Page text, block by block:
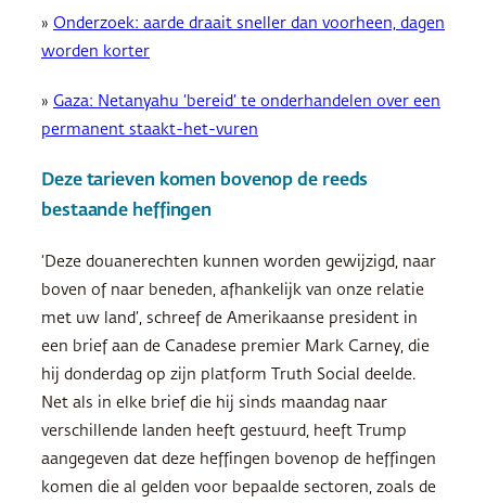
» Onderzoek: aarde draait sneller dan voorheen, dagen
worden korter
» Gaza: Netanyahu ‘bereid’ te onderhandelen over een
permanent staakt-het-vuren
Deze tarieven komen bovenop de reeds
bestaande heffingen
‘Deze douanerechten kunnen worden gewijzigd, naar
boven of naar beneden, afhankelijk van onze relatie
met uw land’, schreef de Amerikaanse president in
een brief aan de Canadese premier Mark Carney, die
hij donderdag op zijn platform Truth Social deelde.
Net als in elke brief die hij sinds maandag naar
verschillende landen heeft gestuurd, heeft Trump
aangegeven dat deze heffingen bovenop de heffingen
komen die al gelden voor bepaalde sectoren, zoals de